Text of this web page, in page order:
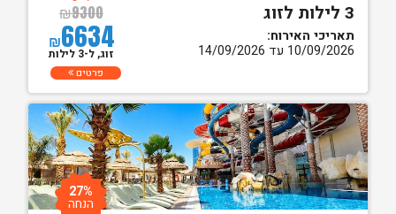
3 לילות לזוג
תאריכי האירוח:
10/09/2026 עד 14/09/2026
₪9300
₪6634
זוג, ל-3 לילות
פרטים
27%
הנחה